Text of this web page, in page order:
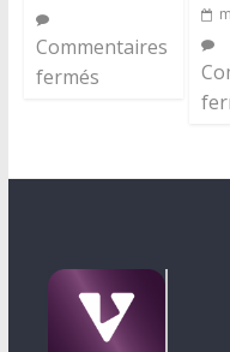
Commentaires
fermés